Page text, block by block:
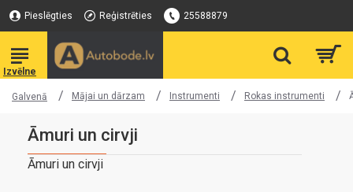
Pieslēgties Reģistrēties 25588879
Galvenā Mājai un dārzam Instrumenti Rokas instrumenti
Āmuri un cirvji
Āmuri un cirvji